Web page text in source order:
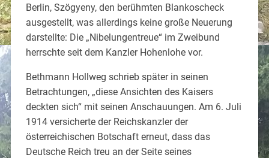
Berlin, Szögyeny, den berühmten Blankoscheck
ausgestellt, was allerdings keine große Neuerung
darstellte: Die „Nibelungentreue“ im Zweibund
herrschte seit dem Kanzler Hohenlohe vor.
Bethmann Hollweg schrieb später in seinen
Betrachtungen, „diese Ansichten des Kaisers
deckten sich“ mit seinen Anschauungen. Am 6. Juli
1914 versicherte der Reichskanzler der
österreichischen Botschaft erneut, dass das
Deutsche Reich treu an der Seite seines